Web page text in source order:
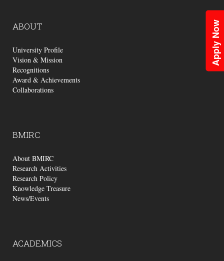
Apply Now
ABOUT
University Profile
Vision & Mission
Recognitions
Award & Achievements
Collaborations
BMIRC
About BMIRC
Research Activities
Research Policy
Knowledge Treasure
News/Events
ACADEMICS